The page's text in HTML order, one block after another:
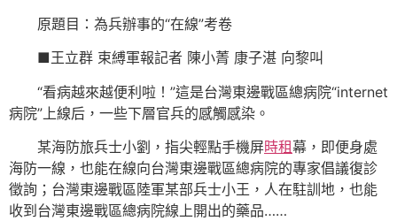
原題目：為兵辦事的“在線”考卷
■王立群 束縛軍報記者 陳小菁 康子湛 向黎叫
“看病越來越便利啦！”這是台灣東邊戰區總病院“internet
病院”上線后，一些下層官兵的感觸感染。
某海防旅兵士小劉，指尖輕點手機屏時租幕，即便身處
海防一線，也能在線向台灣東邊戰區總病院的專家倡議復診
徵詢；台灣東邊戰區陸軍某部兵士小王，人在駐訓地，也能
收到台灣東邊戰區總病院線上開出的藥品……